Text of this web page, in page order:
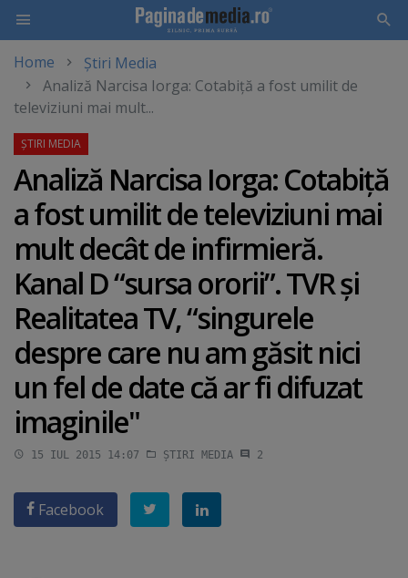
main
content
Home
Știri Media
Analiză Narcisa Iorga: Cotabiţă a fost umilit de
televiziuni mai mult...
Analiză Narcisa Iorga: Cotabiţă
a fost umilit de televiziuni mai
mult decât de infirmieră.
Kanal D “sursa ororii”. TVR şi
Realitatea TV, “singurele
despre care nu am găsit nici
un fel de date că ar fi difuzat
imaginile"
15 IUL 2015 14:07 ȘTIRI MEDIA 2
Facebook